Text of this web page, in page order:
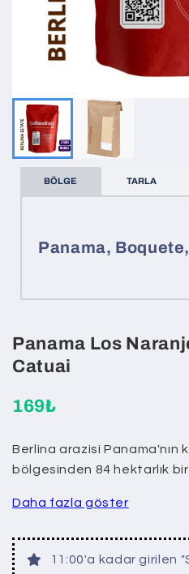
BÖLGE TARLA
Panama,
Panama Los
Catuai
169₺
Berlina arazisi Panama'nın
bölgesinden 84 hektarlık bir
Daha fazla göster
11:00'a kadar girilen